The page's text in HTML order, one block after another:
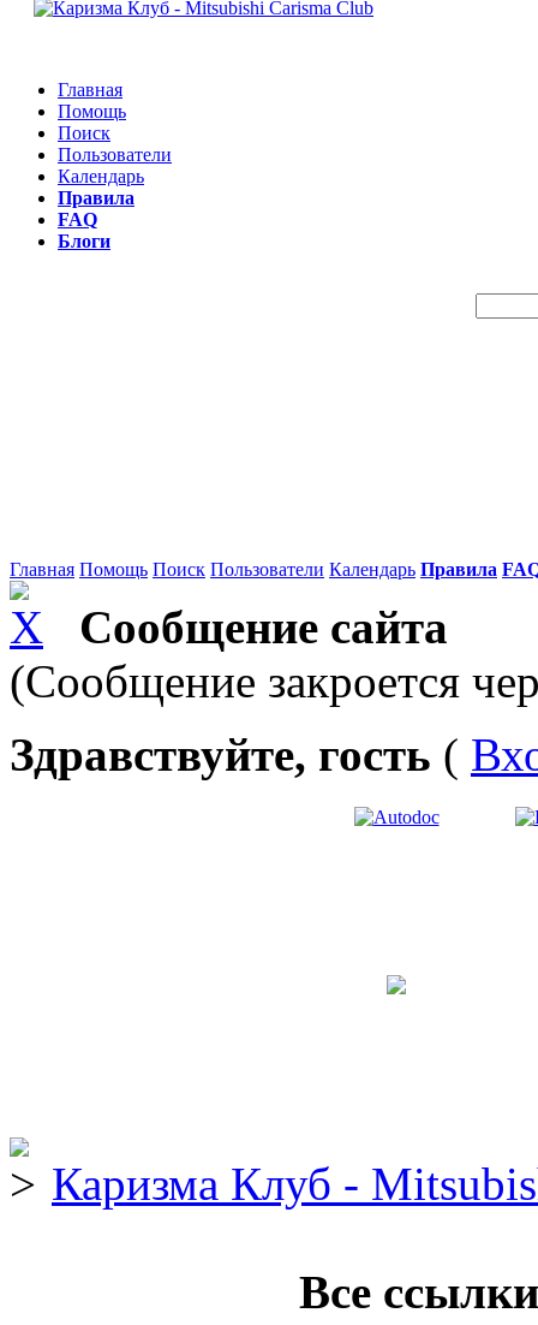
Главная
Помощь
Поиск
Пользователи
Календарь
Правила
FAQ
Блоги
Главная Помощь Поиск Пользователи Календарь Правила
Сообщение сайта
(Сообщение закроется
Здравствуйте, гость (
Каризма Клуб -
Все